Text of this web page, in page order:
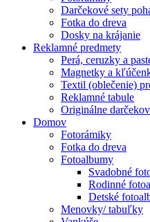
Darčekové sety
Fotka do dreva
Dosky na krájanie
Reklamné predmety
Perá, ceruzky a
Magnetky a
Textil (oblečenie)
Reklamné tabule
Originálne
Domov
Fotorámiky
Fotka do dreva
Fotoalbumy
Svadobné
Rodinné
Detské
Menovky/ tabuľky